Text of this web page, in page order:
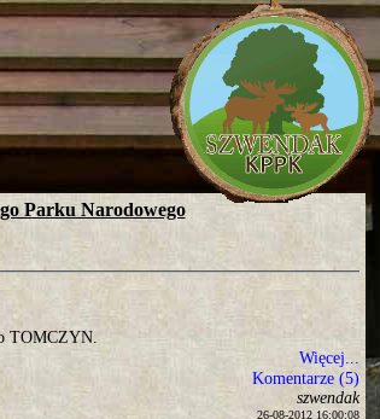
Parku Narodowego
TOMCZYN.
Więcej...
Komentarze (5)
szwendak
26-08-2012 16:00:08